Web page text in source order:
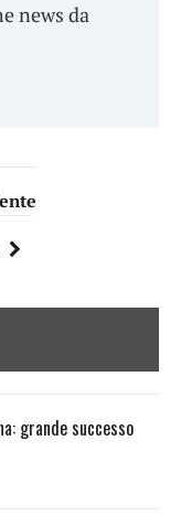
news da
grande successo